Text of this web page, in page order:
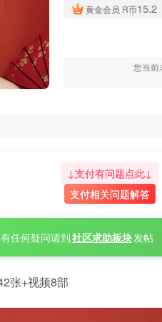
黄金会员 R币15.2
您当前
↓支付有问题点此↓
支付相关问题解答
任何疑问请到社区求助板块发帖
张+视频8部